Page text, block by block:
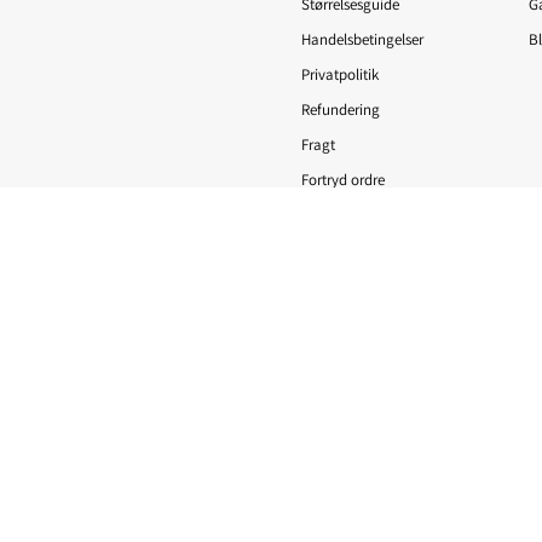
Handelsbetingelser
Privatpolitik
Refundering
Fragt
Fortryd ordre